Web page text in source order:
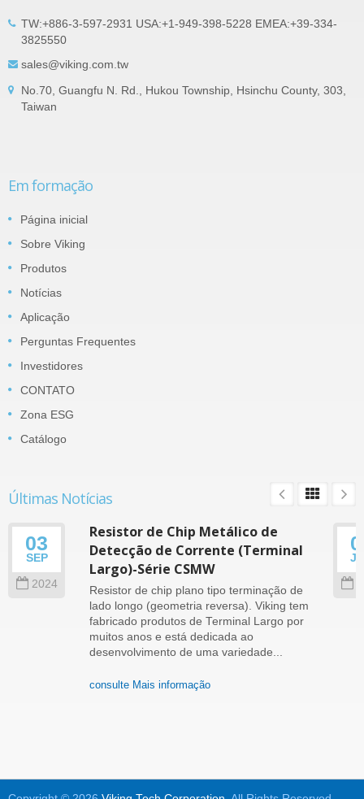
TW:+886-3-597-2931 USA:+1-949-398-5228 EMEA:+39-334-
3825550
sales@viking.com.tw
No.70, Guangfu N. Rd., Hukou Township, Hsinchu County, 303,
Taiwan
Em formação
Página inicial
Sobre Viking
Produtos
Notícias
Aplicação
Perguntas Frequentes
Investidores
CONTATO
Zona ESG
Catálogo
Últimas Notícias
03
SEP
2024
Resistor de Chip Metálico de
Detecção de Corrente (Terminal
Largo)-Série CSMW
Resistor de chip plano tipo terminação de
lado longo (geometria reversa). Viking tem
fabricado produtos de Terminal Largo por
muitos anos e está dedicada ao
desenvolvimento de uma variedade...
consulte Mais informação